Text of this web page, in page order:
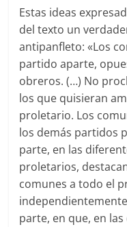
Estas ideas
del texto un
antipanfleto: «Los
partido aparte,
obreros. (…) No
los que quisieran
proletario. Los
los demás partidos
parte, en las
proletarios,
comunes a todo el
parte, en que, en